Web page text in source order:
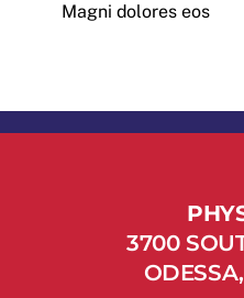
Magni dolores eos
3700